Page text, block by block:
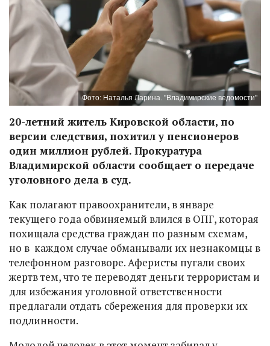
Фото: Наталья Ларина. "Владимирские ведомости"
20-летний житель Кировской области, по
версии следствия, похитил у пенсионеров
один миллион рублей. Прокуратура
Владимирской области сообщает о передаче
уголовного дела в суд.
Как полагают правоохранители, в январе
текущего года обвиняемый влился в ОПГ, которая
похищала средства граждан по разным схемам,
но в каждом случае обманывали их незнакомцы в
телефонном разговоре. Аферисты пугали своих
жертв тем, что те переводят деньги террористам и
для избежания уголовной ответственности
предлагали отдать сбережения для проверки их
подлинности.